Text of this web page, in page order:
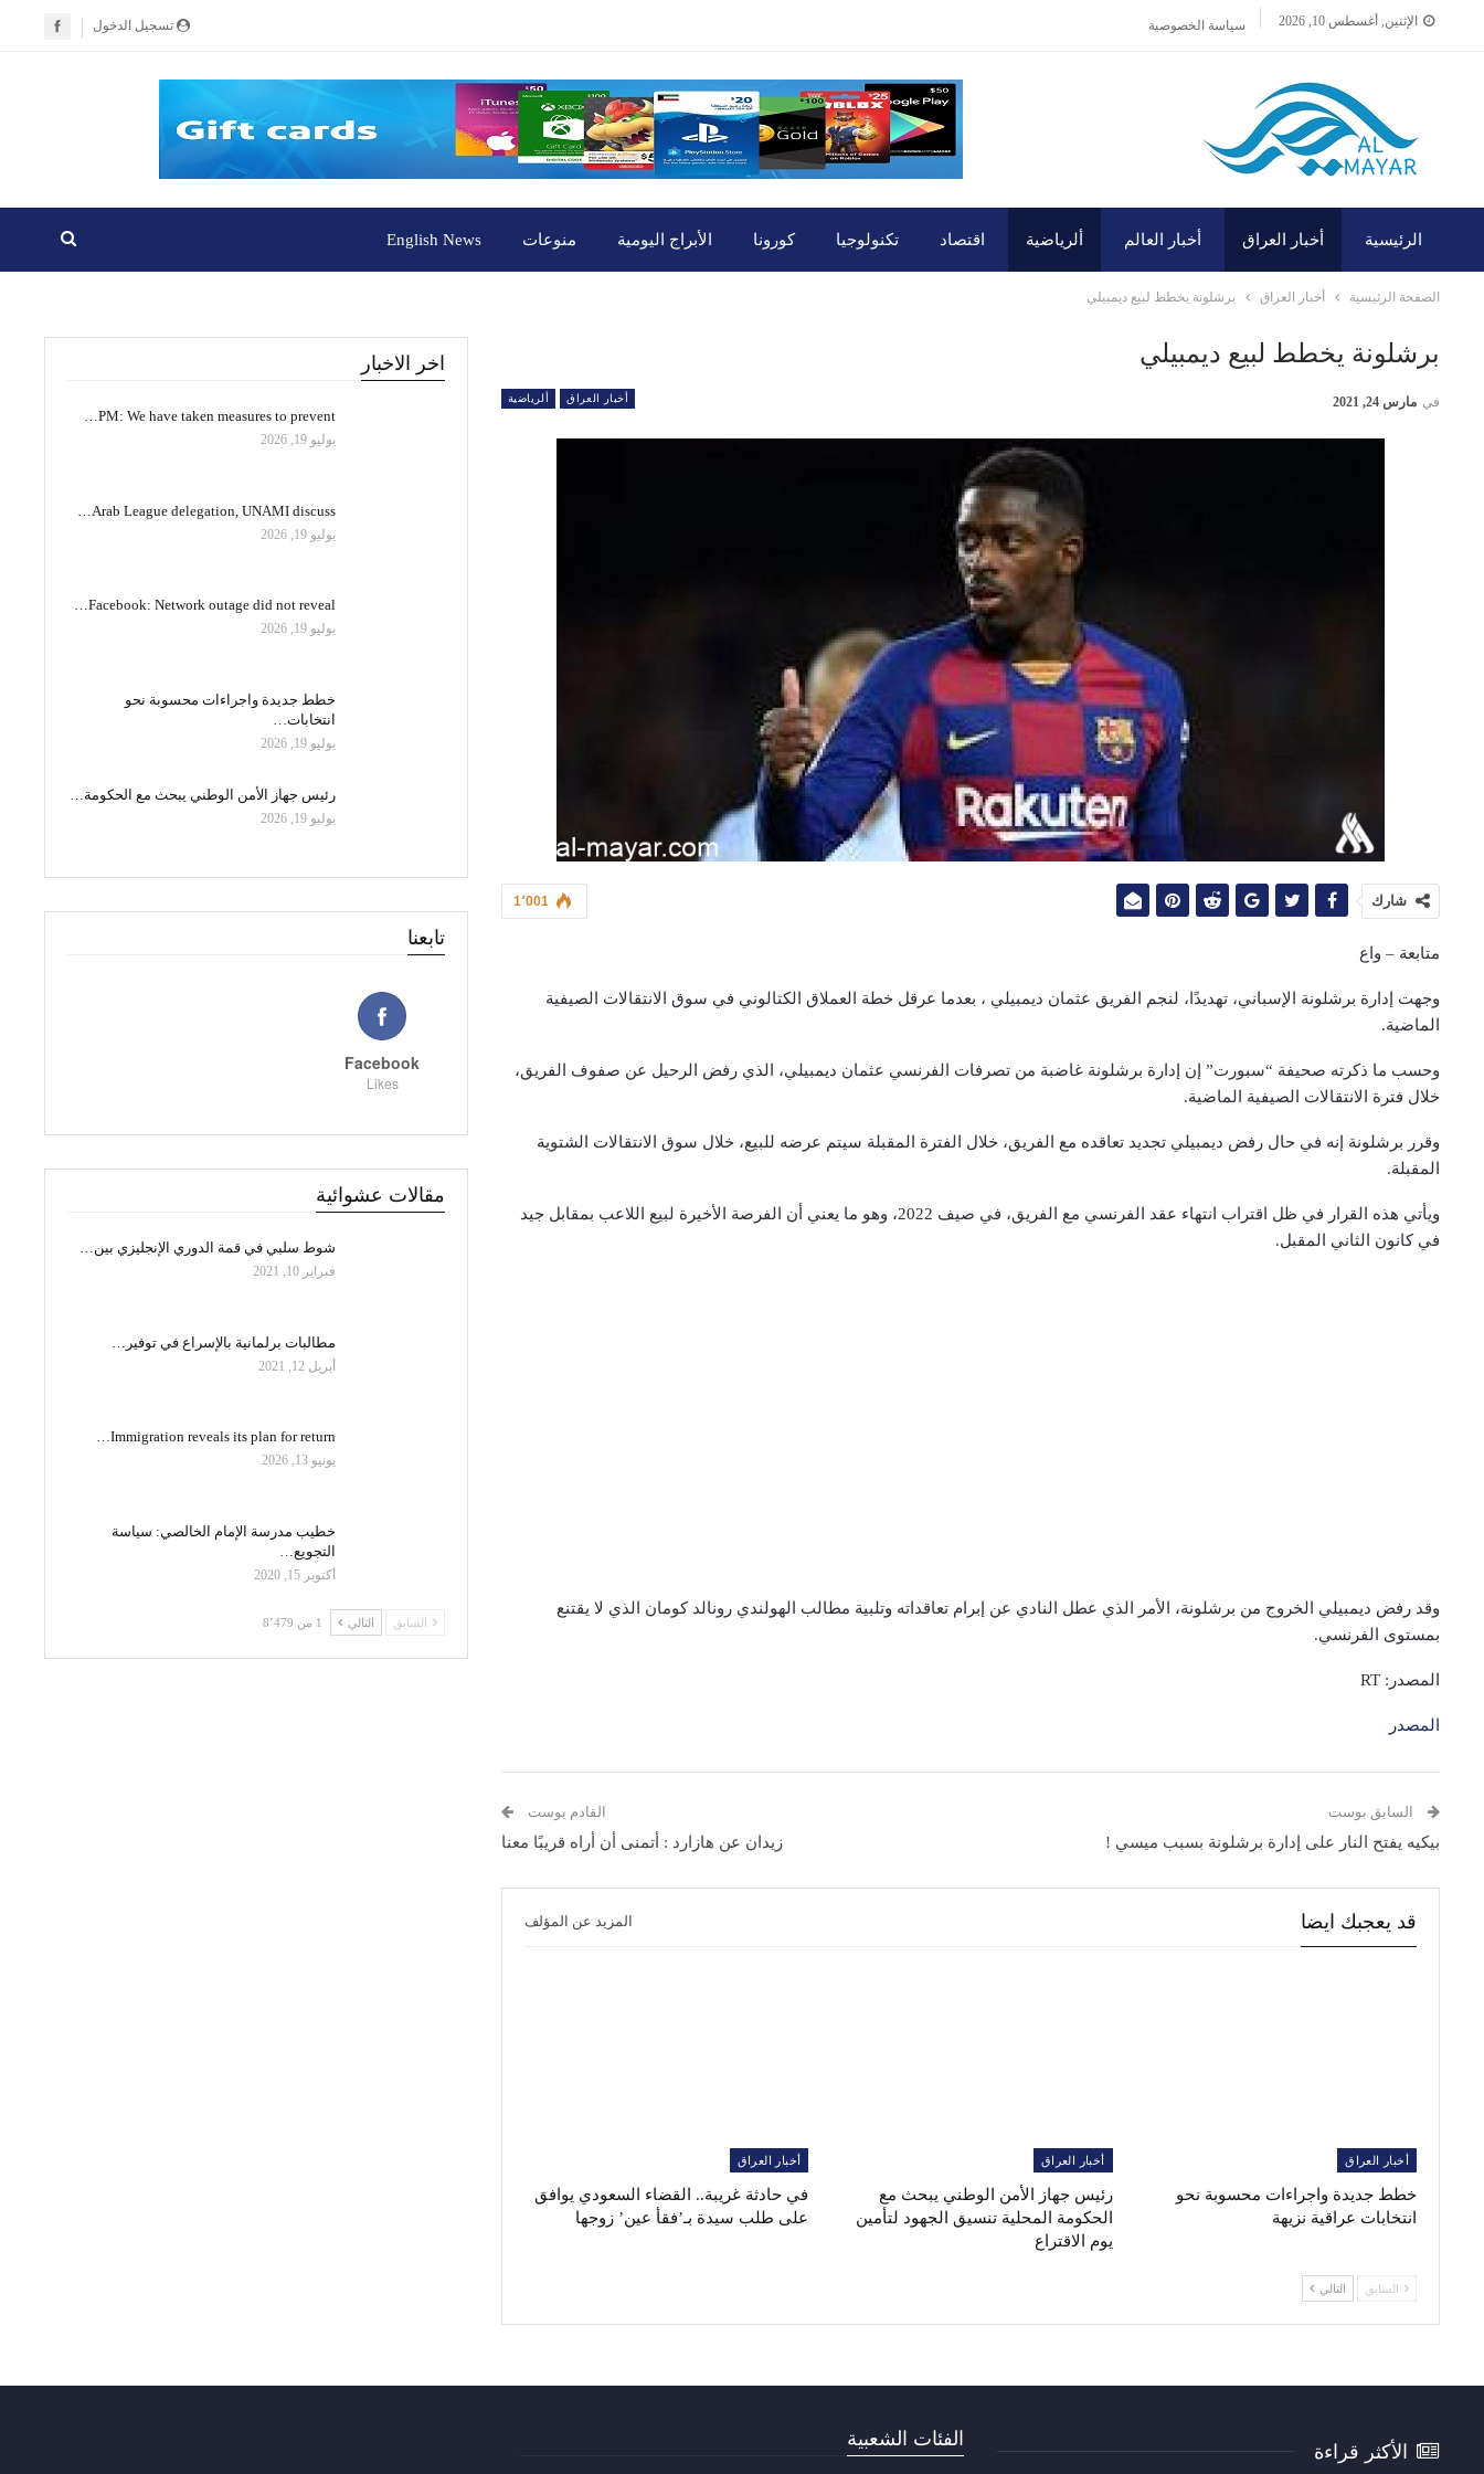
تسجيل الدخول الإثنين, أغسطس 10, 2026 سياسة الخصوصية
الرئيسية أخبار العراق أخبار العالم ألرياضية اقتصاد تكنولوجيا كورونا الأبراج اليومية منوعات English News
الصفحة الرئيسية أخبار العراق برشلونة يخطط لبيع ديمبيلي
برشلونة يخطط لبيع ديمبيلي
أخبار العراق ألرياضية في مارس 24, 2021
1٬001 شارك
متابعة – واع
وجهت إدارة برشلونة الإسباني، تهديدًا، لنجم الفريق عثمان ديمبيلي ، بعدما عرقل خطة العملاق الكتالوني في سوق الانتقالات الصيفية
الماضية.
وحسب ما ذكرته صحيفة “سبورت” إن إدارة برشلونة غاضبة من تصرفات الفرنسي عثمان ديمبيلي، الذي رفض الرحيل عن صفوف الفريق،
خلال فترة الانتقالات الصيفية الماضية.
وقرر برشلونة إنه في حال رفض ديمبيلي تجديد تعاقده مع الفريق، خلال الفترة المقبلة سيتم عرضه للبيع، خلال سوق الانتقالات الشتوية
المقبلة.
ويأتي هذه القرار في ظل اقتراب انتهاء عقد الفرنسي مع الفريق، في صيف 2022، وهو ما يعني أن الفرصة الأخيرة لبيع اللاعب بمقابل جيد
في كانون الثاني المقبل.
وقد رفض ديمبيلي الخروج من برشلونة، الأمر الذي عطل النادي عن إبرام تعاقداته وتلبية مطالب الهولندي رونالد كومان الذي لا يقتنع
بمستوى الفرنسي.
المصدر: RT
المصدر
السابق بوست
بيكيه يفتح النار على إدارة برشلونة بسبب ميسي !
القادم بوست
زيدان عن هازارد : أتمنى أن أراه قريبًا معنا
قد يعجبك ايضا المزيد عن المؤلف
أخبار العراق
خطط جديدة واجراءات محسوبة نحو
انتخابات عراقية نزيهة
أخبار العراق
رئيس جهاز الأمن الوطني يبحث مع
الحكومة المحلية تنسيق الجهود لتأمين
يوم الاقتراع
أخبار العراق
في حادثة غريبة.. القضاء السعودي يوافق
على طلب سيدة بـ’فقأ عين’ زوجها
السابق التالي
اخر الاخبار
PM: We have taken measures to prevent…
يوليو 19, 2026
Arab League delegation, UNAMI discuss…
يوليو 19, 2026
Facebook: Network outage did not reveal…
يوليو 19, 2026
خطط جديدة واجراءات محسوبة نحو
انتخابات…
يوليو 19, 2026
رئيس جهاز الأمن الوطني يبحث مع الحكومة…
يوليو 19, 2026
تابعنا
Facebook
Likes
مقالات عشوائية
شوط سلبي في قمة الدوري الإنجليزي بين…
فبراير 10, 2021
مطالبات برلمانية بالإسراع في توفير…
أبريل 12, 2021
Immigration reveals its plan for return…
يونيو 13, 2026
خطيب مدرسة الإمام الخالصي: سياسة
التجويع…
أكتوبر 15, 2020
السابق التالي 1 من 8٬479
الأكثر قراءة
الفئات الشعبية